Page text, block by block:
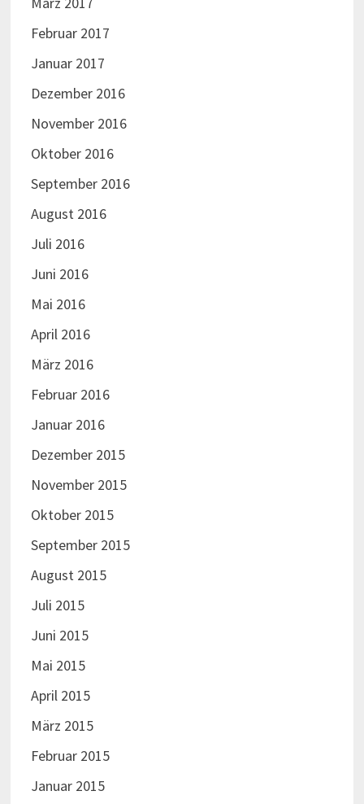
Februar 2017
Januar 2017
Dezember 2016
November 2016
Oktober 2016
September 2016
August 2016
Juli 2016
Juni 2016
Mai 2016
April 2016
März 2016
Februar 2016
Januar 2016
Dezember 2015
November 2015
Oktober 2015
September 2015
August 2015
Juli 2015
Juni 2015
Mai 2015
April 2015
März 2015
Februar 2015
Januar 2015